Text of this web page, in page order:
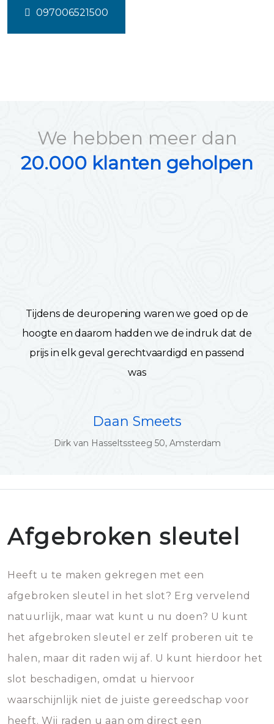
097006521500
We hebben meer dan
20.000 klanten geholpen
Tijdens de deuropening waren we goed op de
hoogte en daarom hadden we de indruk dat de
prijs in elk geval gerechtvaardigd en passend
was
Daan Smeets
Dirk van Hasseltssteeg 50, Amsterdam
Afgebroken sleutel
Heeft u te maken gekregen met een
afgebroken sleutel in het slot? Erg vervelend
natuurlijk, maar wat kunt u nu doen? U kunt
het afgebroken sleutel er zelf proberen uit te
halen, maar dit raden wij af. U kunt hierdoor het
slot beschadigen, omdat u hiervoor
waarschijnlijk niet de juiste gereedschap voor
heeft. Wij raden u aan om direct een